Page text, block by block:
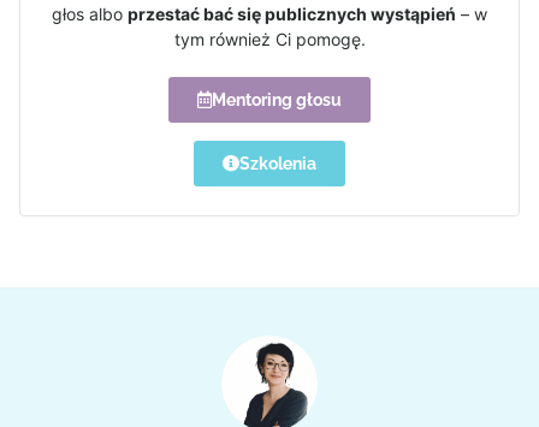
głos albo przestać bać się publicznych wystąpień – w
tym również Ci pomogę.
Mentoring głosu
Szkolenia